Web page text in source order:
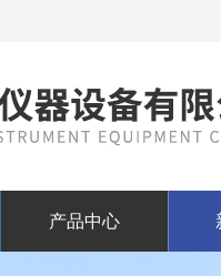
产品中心